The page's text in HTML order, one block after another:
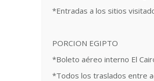
*Entradas a los sitios
PORCION EGIPTO
*Boleto aéreo interno El
*Todos los traslados entre